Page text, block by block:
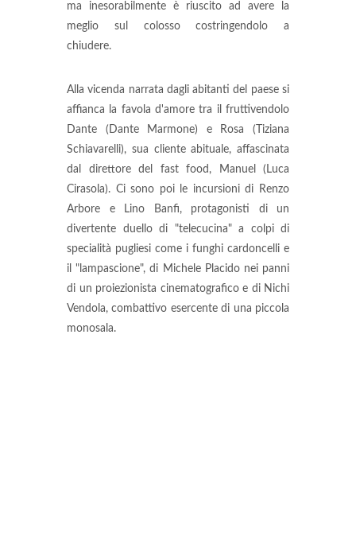
ma inesorabilmente è riuscito ad avere la
meglio sul colosso costringendolo a
chiudere.
Alla vicenda narrata dagli abitanti del paese si
affianca la favola d'amore tra il fruttivendolo
Dante (Dante Marmone) e Rosa (Tiziana
Schiavarelli), sua cliente abituale, affascinata
dal direttore del fast food, Manuel (Luca
Cirasola). Ci sono poi le incursioni di Renzo
Arbore e Lino Banfi, protagonisti di un
divertente duello di "telecucina" a colpi di
specialità pugliesi come i funghi cardoncelli e
il "lampascione", di Michele Placido nei panni
di un proiezionista cinematografico e di Nichi
Vendola, combattivo esercente di una piccola
monosala.